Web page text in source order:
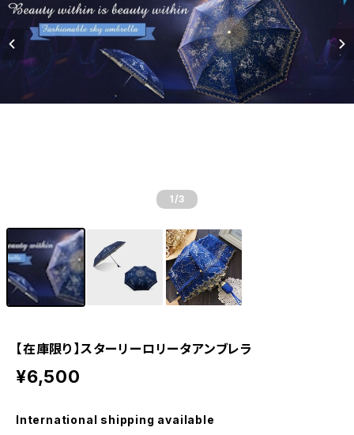
1 /3
【在庫限り】スターリーロリータアンブレラ
¥6,500
International shipping available